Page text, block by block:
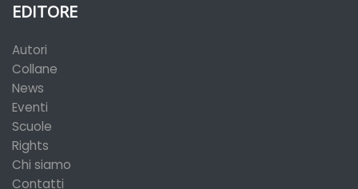
EDITORE
Autori
Collane
News
Eventi
Scuole
Rights
Chi siamo
Contatti